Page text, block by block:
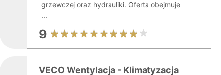
grzewczej oraz hydrauliki. Oferta obejmuje
...
9
VECO Wentylacja - Klimatyzacja